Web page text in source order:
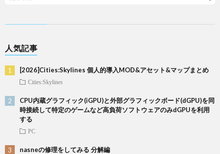
人気記事
[2026]Cities:Skylines 個人的導入MOD&アセット&マップまとめ
Cities:Skylines
CPU内蔵グラフィック(iGPU)と外部グラフィックボード(dGPU)を同
時接続して特定のゲームなど高負荷ソフトウェアのみdGPUを利用
する
PC
nasneの修理をしてみる 分解編